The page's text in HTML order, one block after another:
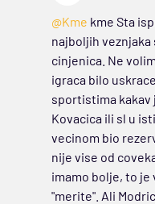
@Kme kme Sta
najboljih veznjaka
cinjenica. Ne
igraca bilo
sportistima kakav
Kovacica ili sl u
vecinom bio
nije vise od
imamo bolje, to je
"merite". Ali